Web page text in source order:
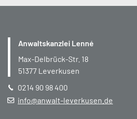
Anwaltskanzlei Lenné
Max-Delbrück-Str. 18
51377 Leverkusen
0214 90 98 400
info@anwalt-leverkusen.de